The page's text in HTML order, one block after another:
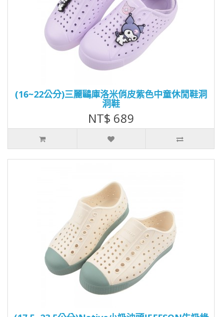
(16~22公分)三麗鷗庫洛米俏皮紫色中童休閒鞋洞
洞鞋
NT$ 689